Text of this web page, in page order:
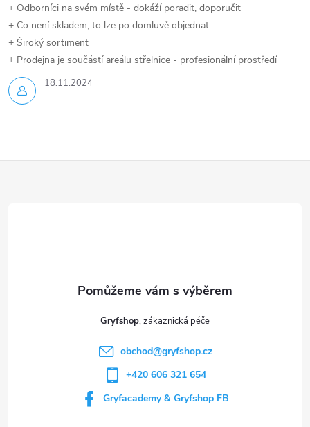
18.11.2024
+ Odborníci na svém místě - dokáží poradit, doporučit
+ Co není skladem, to lze po domluvě objednat
+ Široký sortiment
+ Prodejna je součástí areálu střelnice - profesionální prostředí
Gryfshop
obchod@gryfshop.cz
+420 606 321 654
Gryfacademy & Gryfshop FB